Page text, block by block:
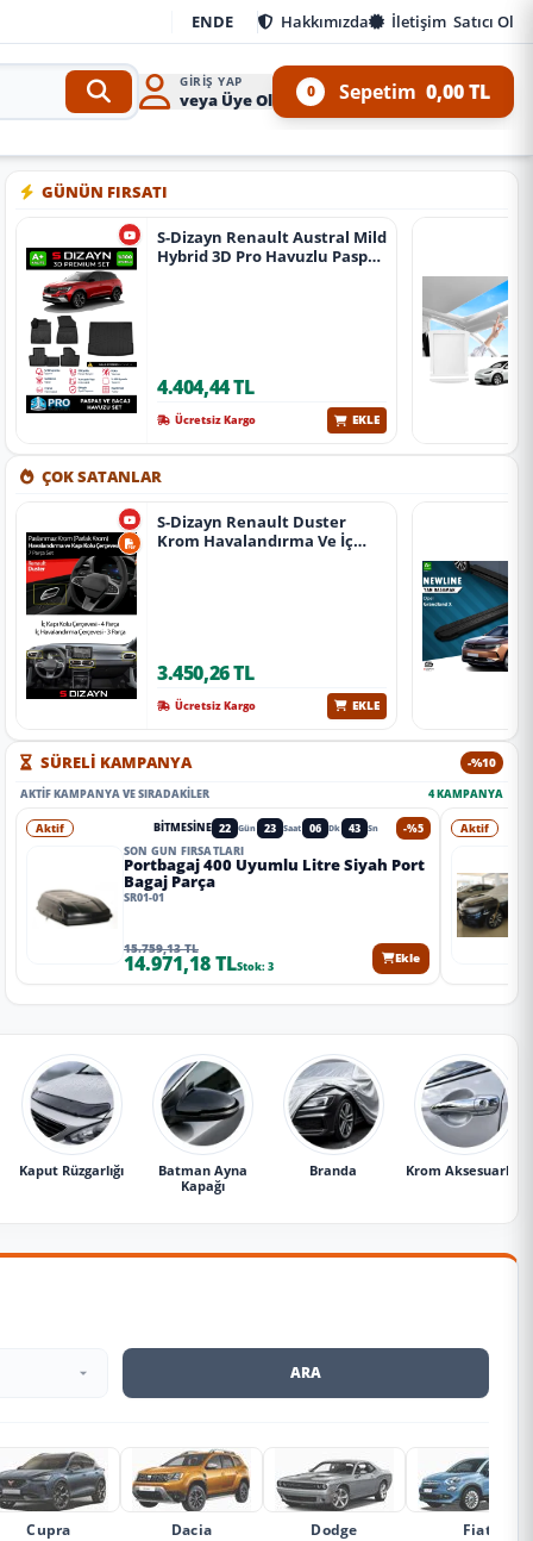
ENDE Hakkımızda İletişim Satıcı Ol
GIRIŞ YAP
veya Üye Ol 0 Sepetim 0,00 TL
GÜNÜN FIRSATI
S-Dizayn Renault Austral Mild
Hybrid 3D Pro Havuzlu Paspas
4.404,44 TL
Ücretsiz Kargo EKLE
ÇOK SATANLAR
S-Dizayn Renault Duster
Krom Havalandırma Ve İç
3.450,26 TL
Ücretsiz Kargo EKLE
SÜRELİ KAMPANYA -%10
AKTIF KAMPANYA VE SIRADAKILER 4 KAMPANYA
-%5
Aktif BITMESINE 22 Gün 23 Saat 06 Dk 41 Sn
SON GÜN FIRSATLARI
Portbagaj 400 Uyumlu Litre Siyah Port
Bagaj Parça
SR01-01
15.759,13 TL
14.971,18 TLStok: 3
Ekle
Aktif
Kaput Rüzgarlığı
Batman Ayna
Kapağı
Branda Krom Aksesuarlar
ARA
Cupra Dacia Dodge Fiat